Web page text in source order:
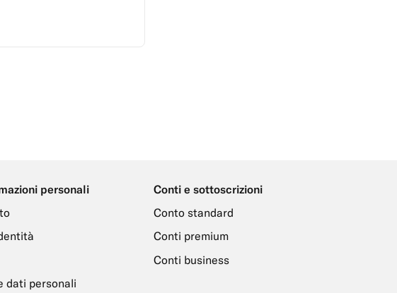
personali
dati personali
Conti e sottoscrizioni
Conto standard
Conti premium
Conti business